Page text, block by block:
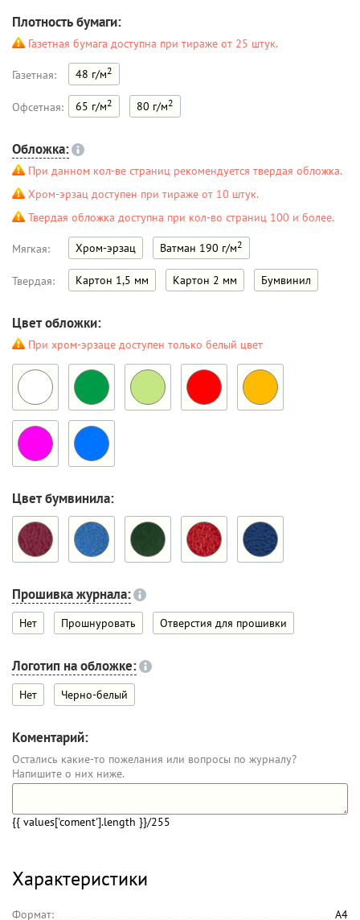
Плотность бумаги:
Газетная бумага доступна при тираже от 25 штук.
Газетная: 48 г/м2
Офсетная: 65 г/м2 80 г/м2
Обложка:
При данном кол-ве страниц рекомендуется твердая обложка.
Хром-эрзац доступен при тираже от 10 штук.
Твердая обложка доступна при кол-во страниц 100 и более.
Мягкая: Хром-эрзац Ватман 190 г/м2
Твердая: Картон 1,5 мм Картон 2 мм Бумвинил
Цвет обложки:
При хром-эрзаце доступен только белый цвет
Цвет бумвинила:
Прошивка журнала:
Нет Прошнуровать Отверстия для прошивки
Логотип на обложке:
Нет Черно-белый
Коментарий:
Остались какие-то пожелания или вопросы по журналу?
Напишите о них ниже.
{{ values['coment'].length }}/255
Характеристики
Формат:
А4